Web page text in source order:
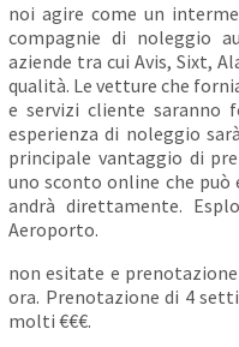
noi agire come un
compagnie di noleggio
aziende tra cui Avis, Sixt,
qualità. Le vetture che
e servizi cliente saranno
esperienza di noleggio
principale vantaggio di
uno sconto online che
andrà direttamente.
Aeroporto.
non esitate e
ora. Prenotazione di 4
molti €€€.